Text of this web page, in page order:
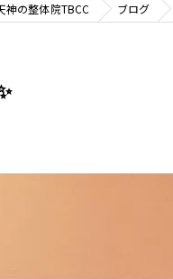
神の整体院TBCC ブログ